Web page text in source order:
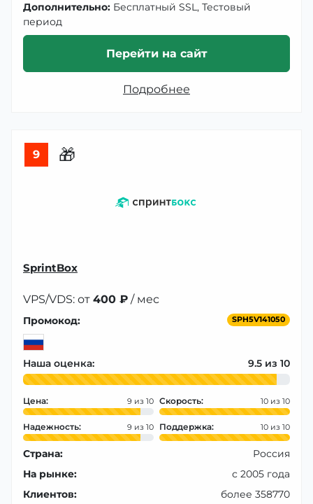
Дополнительно: Бесплатный SSL, Тестовый
период
Перейти на сайт
Подробнее
9 🎁
SprintBox
VPS/VDS: от 400 ₽ / мес
Промокод: SPH5V141050
Наша оценка: 9.5
Цена: 9 Скорость: 10
Надежность: 9 Поддержка: 10
Страна:
Россия
На рынке:
с 2005 года
Клиентов:
более 358770